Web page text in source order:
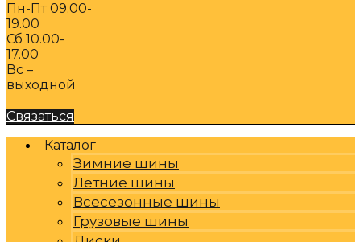
Пн-Пт 09.00-
19.00
Сб 10.00-
17.00
Вс –
выходной
Связаться
Каталог
Зимние шины
Летние шины
Всесезонные шины
Грузовые шины